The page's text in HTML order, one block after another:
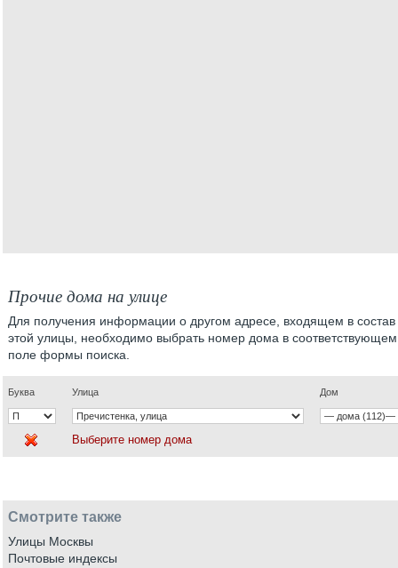
Прочие дома на улице
Для получения информации о другом адресе, входящем в состав
этой улицы, необходимо выбрать номер дома в соответствующем
поле формы поиска.
Буква Улица Дом
Выберите номер дома
Смотрите также
Улицы Москвы
Почтовые индексы